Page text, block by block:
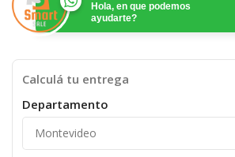
Hola, en que podemos
ayudarte?
Calculá tu entrega
Departamento